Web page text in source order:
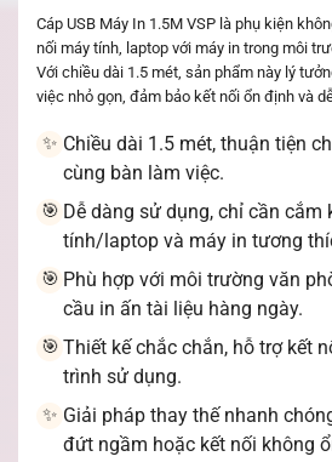
Cáp USB Máy In 1.5M VSP là phụ kiện
nối máy tính, laptop với máy in trong môi
Với chiều dài 1.5 mét, sản phẩm này lý
việc nhỏ gọn, đảm bảo kết nối ổn định và
✨ Chiều dài 1.5 mét, thuận tiện
cùng bàn làm việc.
🎯 Dễ dàng sử dụng, chỉ cần cắm
tính/laptop và máy in tương
🎯 Phù hợp với môi trường văn
cầu in ấn tài liệu hàng ngày.
🎯 Thiết kế chắc chắn, hỗ trợ kết
trình sử dụng.
✨ Giải pháp thay thế nhanh
đứt ngầm hoặc kết nối không